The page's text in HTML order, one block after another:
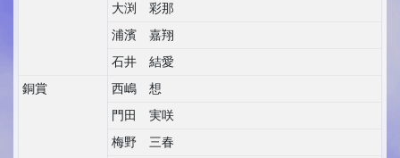
大渕 彩那
浦濱 嘉翔
石井 結愛
銅賞
西嶋 想
門田 実咲
梅野 三春